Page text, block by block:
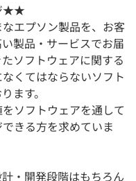
★★
エプソン製品を、お客
製品・サービスでお届
ソフトウェアに関する
くてはならないソフト
ます。
ソフトウェアを通して
きる方を求めていま
・開発段階はもちろん